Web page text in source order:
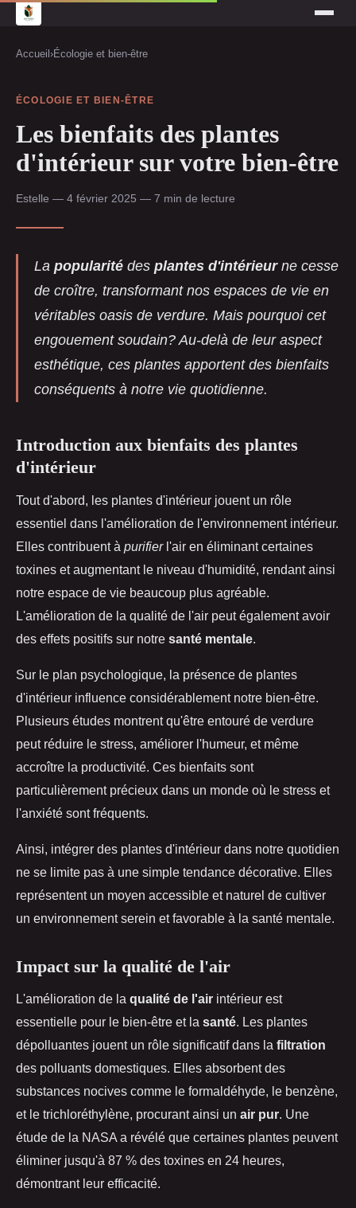
Accueil ›Écologie et bien-être
ÉCOLOGIE ET BIEN-ÊTRE
Les bienfaits des plantes
d'intérieur sur votre bien-être
Estelle — 4 février 2025 — 7 min de lecture
La popularité des plantes d'intérieurne cesse
de croître, transformant nos espaces de vie en
véritables oasis de verdure. Mais pourquoi cet
engouement soudain? Au-delà de leur aspect
esthétique, ces plantes apportent des bienfaits
conséquents à notre vie quotidienne.
Introduction aux bienfaits des plantes
d'intérieur
Tout d'abord, les plantes d'intérieur jouent un rôle
essentiel dans l'amélioration de l'environnement intérieur.
Elles contribuent à purifierl'air en éliminant certaines
toxines et augmentant le niveau d'humidité, rendant ainsi
notre espace de vie beaucoup plus agréable.
L'amélioration de la qualité de l'air peut également avoir
des effets positifs sur notre santé mentale
Sur le plan psychologique, la présence de plantes
d'intérieur influence considérablement notre bien-être.
Plusieurs études montrent qu'être entouré de verdure
peut réduire le stress, améliorer l'humeur, et même
accroître la productivité. Ces bienfaits sont
particulièrement précieux dans un monde où le stress et
l'anxiété sont fréquents.
Ainsi, intégrer des plantes d'intérieur dans notre quotidien
ne se limite pas à une simple tendance décorative. Elles
représentent un moyen accessible et naturel de cultiver
un environnement serein et favorable à la santé mentale.
Impact sur la qualité de l'air
L'amélioration de la qualité de l'air intérieur est
essentielle pour le bien-être et la santé. Les plantes
dépolluantes jouent un rôle significatif dans la filtration
des polluants domestiques. Elles absorbent des
substances nocives comme le formaldéhyde, le benzène,
et le trichloréthylène, procurant ainsi un air pur. Une
étude de la NASA a révélé que certaines plantes peuvent
éliminer jusqu'à 87 % des toxines en 24 heures,
démontrant leur efficacité.